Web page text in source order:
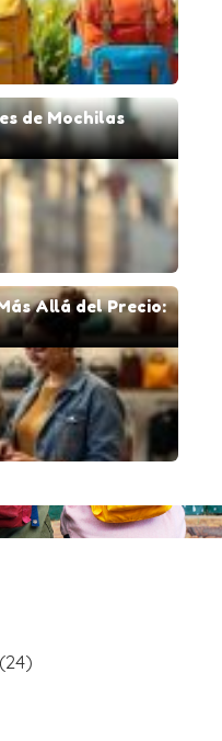
de Mochilas
Allá del Precio:
(24)